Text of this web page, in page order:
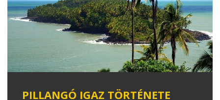
PILLANGÓ IGAZ TÖRTÉNETE